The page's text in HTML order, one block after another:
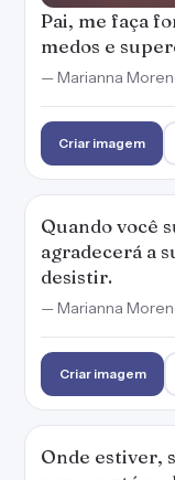
Pai, me faça
medos e
— Marianna
Criar imagem
Quando você
agradecerá a
desistir.
— Marianna
Criar imagem
Onde estiver,